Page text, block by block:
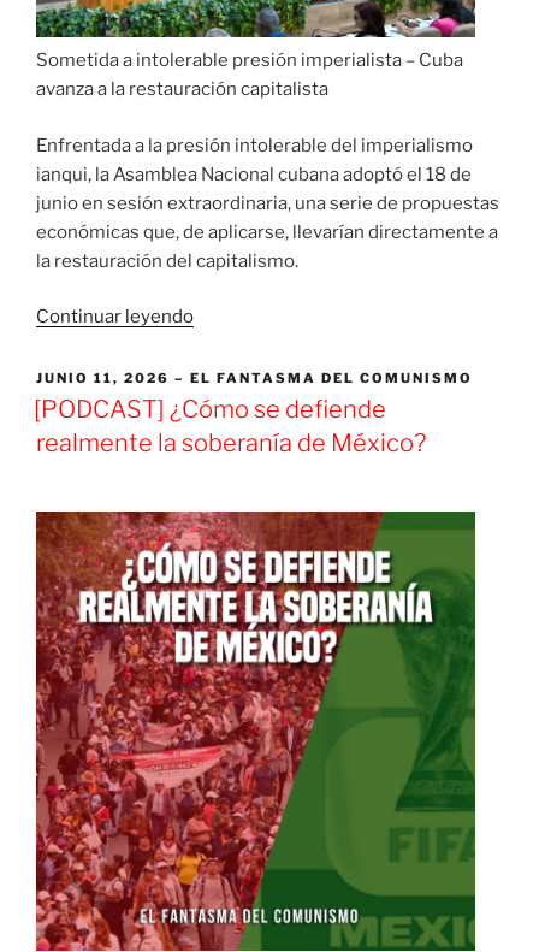
Sometida a intolerable presión imperialista – Cuba
avanza a la restauración capitalista
Enfrentada a la presión intolerable del imperialismo
ianqui, la Asamblea Nacional cubana adoptó el 18 de
junio en sesión extraordinaria, una serie de propuestas
económicas que, de aplicarse, llevarían directamente a
la restauración del capitalismo.
Continuar leyendo«Sometida
intolerable
presión
imperialista
avanza
a
la
restauración
capitalista»
PUBLICADO
EL
JUNIO 11, 2026 EL FANTASMA DEL COMUNISMO
[PODCAST] ¿Cómo se defiende
realmente la soberanía de México?